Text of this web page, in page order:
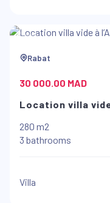
Rabat
30 000.00 MAD
Location villa
280 m2
3 bathrooms
Villa